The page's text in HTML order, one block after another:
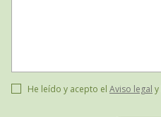
He leído y acepto el Aviso legal y